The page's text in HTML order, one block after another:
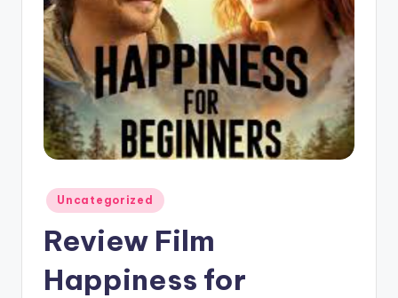
Posted
in
Uncategorized
Review Film
Happiness for